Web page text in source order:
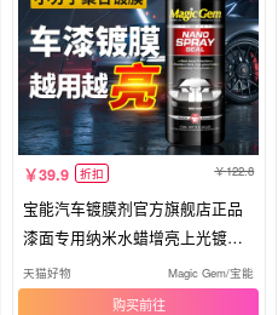
39.9 折扣 122.8
宝能汽车镀膜剂官方旗舰店正品
漆面专用纳米水蜡增亮上光镀晶
喷雾
天猫好物 Magic Gem/宝能
购买